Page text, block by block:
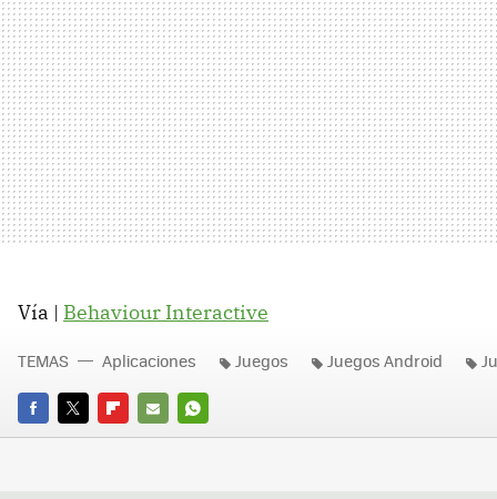
Vía | Behaviour Interactive
FACEBOOK
TWITTERFLIPBOARD
E-
WHATSAPP
TEMAS Aplicaciones Juegos Juegos Android